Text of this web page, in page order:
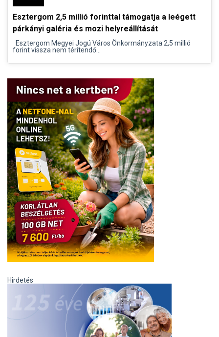
Esztergom 2,5 millió forinttal támogatja a leégett
párkányi galéria és mozi helyreállítását
Esztergom Megyei Jogú Város Önkormányzata 2,5 millió
forint vissza nem térítendő...
Hirdetés